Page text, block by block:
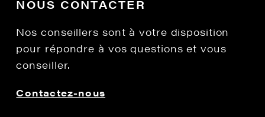
NOUS CONTACTER
Nos conseillers sont à votre disposition
pour répondre à vos questions et vous
conseiller.
Contactez-nous